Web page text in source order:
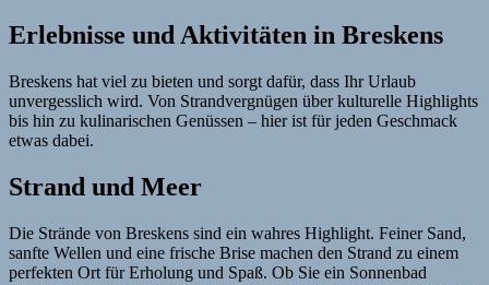
Erlebnisse und Aktivitäten in Breskens
Breskens hat viel zu bieten und sorgt dafür, dass Ihr Urlaub
unvergesslich wird. Von Strandvergnügen über kulturelle Highlights
bis hin zu kulinarischen Genüssen – hier ist für jeden Geschmack
etwas dabei.
Strand und Meer
Die Strände von Breskens sind ein wahres Highlight. Feiner Sand,
sanfte Wellen und eine frische Brise machen den Strand zu einem
perfekten Ort für Erholung und Spaß. Ob Sie ein Sonnenbad